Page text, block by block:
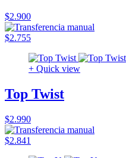
$2.900
$2.755
+ Quick view
Top Twist
$2.990
$2.841